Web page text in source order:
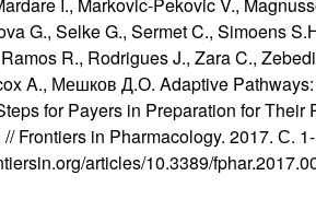
G., Selke G., Sermet C., Simoens
R., Rodrigues J., Zara C.,
A., Мешков Д.О. Adaptive Pathways:
for Payers in Preparation for Their
Frontiers in Pharmacology. 2017. С.
articles/10.3389/